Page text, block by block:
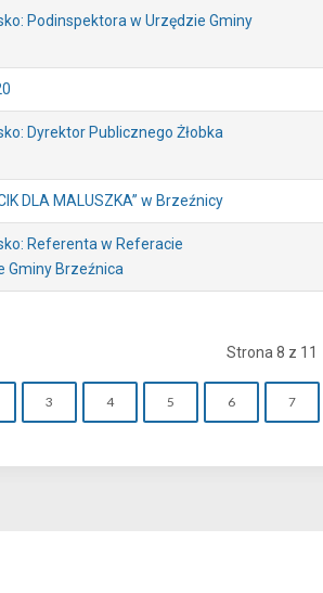
Podinspektora w Urzędzie Gminy
Dyrektor Publicznego Żłobka
DLA MALUSZKA” w Brzeźnicy
Referenta w Referacie
Gminy Brzeźnica
Strona 8 z 11
3 4 5 6 7